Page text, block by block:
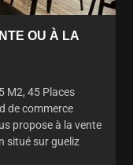
OU À LA
M2, 45 Places
de commerce
propose à la vente
situé sur gueliz